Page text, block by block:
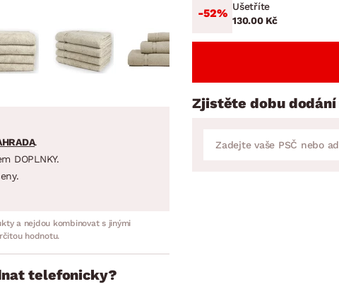
-52% Ušetříte
130.00 Kč
Zjistěte dobu
.
DOPLNKY.
a nejdou kombinovat s jinými
hodnotu.
telefonicky?